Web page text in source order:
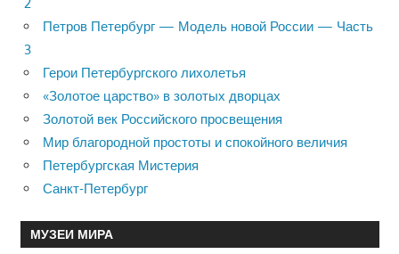
Петров Петербург — Модель новой России — Часть
3
Герои Петербургского лихолетья
«Золотое царство» в золотых дворцах
Золотой век Российского просвещения
Мир благородной простоты и спокойного величия
Петербургская Мистерия
Санкт-Петербург
МУЗЕИ МИРА